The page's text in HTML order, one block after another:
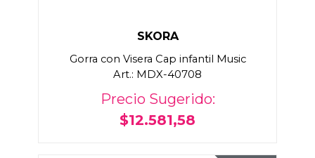
SKORA
Gorra con Visera Cap infantil Music
Art.: MDX-40708
Precio Sugerido:
$12.581,58